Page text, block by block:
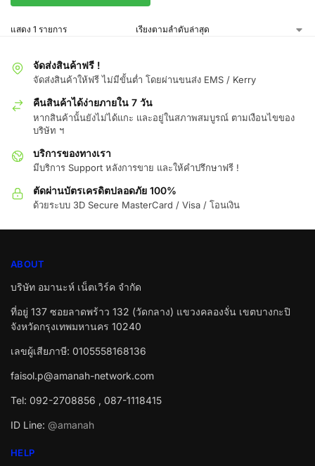
แสดง 1 รายการ
จัดส่งสินค้าฟรี !
จัดส่งสินค้าให้ฟรี ไม่มีขั้นต่ำ โดยผ่านขนส่ง EMS / Kerry
คืนสินค้าได้ง่ายภายใน 7 วัน
หากสินค้านั้นยังไม่ได้แกะ และอยู่ในสภาพสมบูรณ์ ตามเงือนไขของ
บริษัท ฯ
บริการของทางเรา
มีบริการ Support หลังการขาย และให้คำปรึกษาฟรี !
ตัดผ่านบัตรเครดิตปลอดภัย 100%
ด้วยระบบ 3D Secure MasterCard / Visa / โอนเงิน
ABOUT
บริษัท อมานะห์ เน็ตเวิร์ค จำกัด
ที่อยู่ 137 ซอยลาดพร้าว 132 (วัดกลาง) แขวงคลองจั่น เขตบางกะปิ
จังหวัดกรุงเทพมหานคร 10240
เลขผู้เสียภาษี: 0105558168136
faisol.p@amanah-network.com
Tel: 092-2708856 , 087-1118415
ID Line: @amanah
HELP